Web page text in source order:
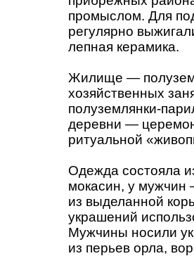
промыслом. Для
регулярно
лепная керамика.
Жилище —
хозяйственных
полуземлянки-
деревни —
ритуальной
Одежда состояла
мокасин, у
из выделанной
украшений
Мужчины носили
из перьев орла,